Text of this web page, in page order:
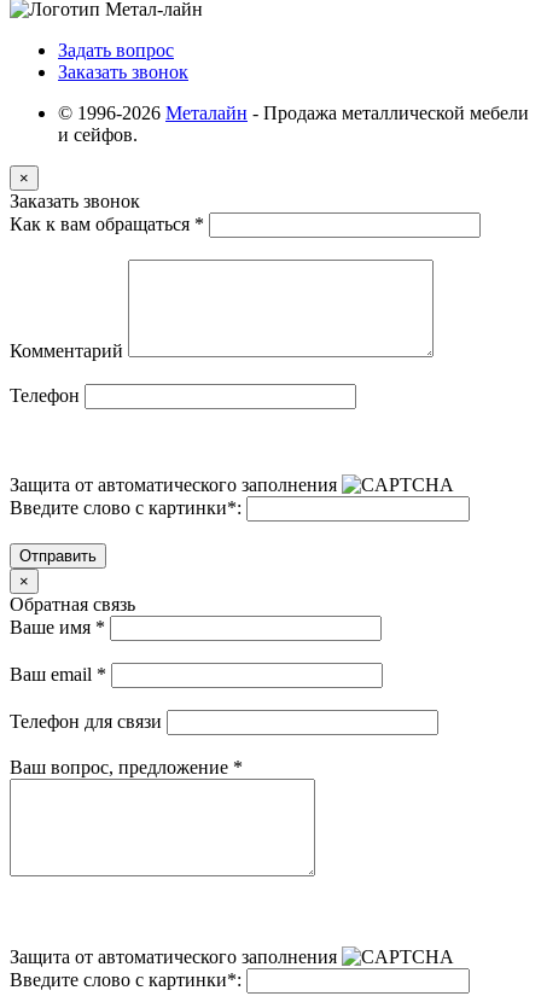
Задать вопрос
Заказать звонок
© 1996-2026 Металайн - Продажа металлической мебели
и сейфов.
×
Заказать звонок
Как к вам обращаться *
Комментарий
Телефон
Защита от автоматического заполнения
Введите слово с картинки*:
Отправить
×
Обратная связь
Ваше имя *
Ваш email *
Телефон для связи
Ваш вопрос, предложение *
Защита от автоматического заполнения
Введите слово с картинки*: